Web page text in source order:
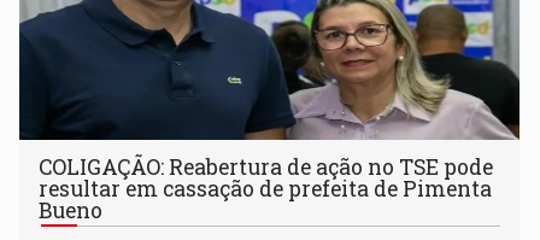
COLIGAÇÃO: Reabertura de ação no TSE pode
resultar em cassação de prefeita de Pimenta
Bueno